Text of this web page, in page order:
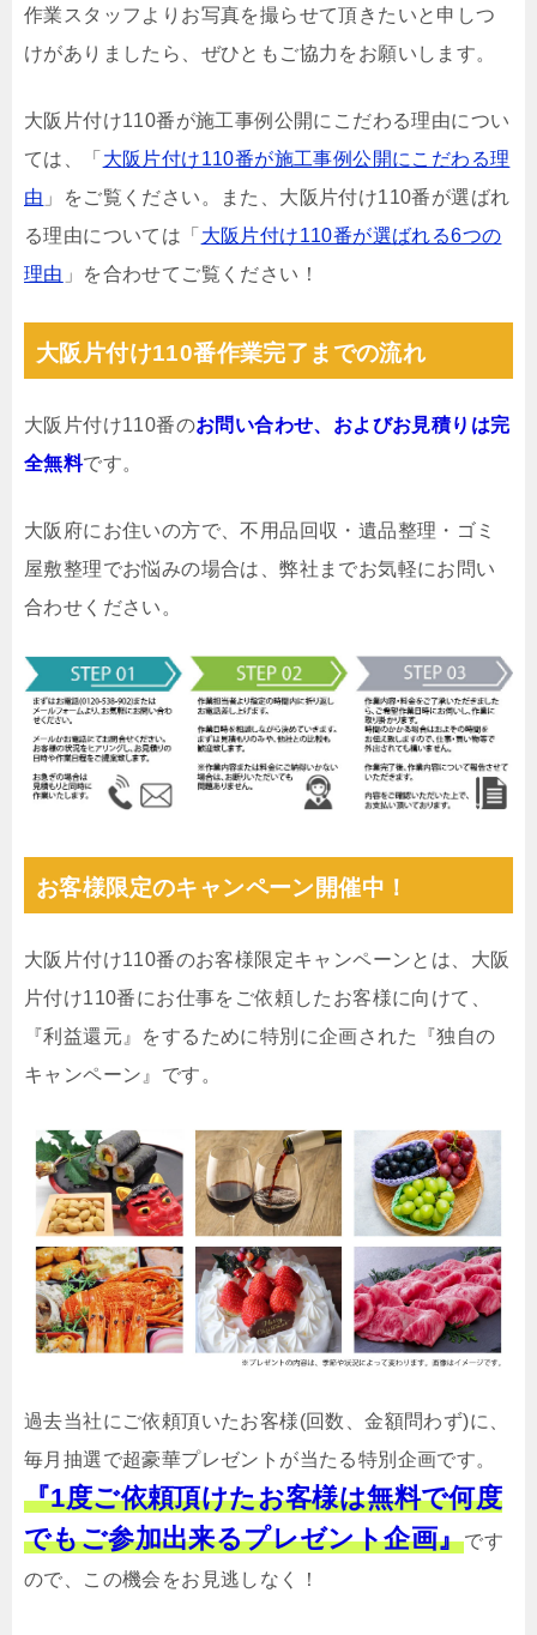
作業スタッフよりお写真を撮らせて頂きたいと申しつ
けがありましたら、ぜひともご協力をお願いします。
大阪片付け110番が施工事例公開にこだわる理由につい
ては、「 大阪片付け110番が施工事例公開にこだわる理
由 」をご覧ください。また、大阪片付け110番が選ばれ
る理由については「 大阪片付け110番が選ばれる6つの
理由 」を合わせてご覧ください！
大阪片付け110番作業完了までの流れ
大阪片付け110番のお問い合わせ、およびお見積りは完
全無料です。
大阪府にお住いの方で、不用品回収・遺品整理・ゴミ
屋敷整理でお悩みの場合は、弊社までお気軽にお問い
合わせください。
お客様限定のキャンペーン開催中！
大阪片付け110番のお客様限定キャンペーンとは、大阪
片付け110番にお仕事をご依頼したお客様に向けて、
『利益還元』をするために特別に企画された『独自の
キャンペーン』です。
過去当社にご依頼頂いたお客様(回数、金額問わず)に、
毎月抽選で超豪華プレゼントが当たる特別企画です。
『1度ご依頼頂けたお客様は無料で何度
でもご参加出来るプレゼント企画』です
ので、この機会をお見逃しなく！